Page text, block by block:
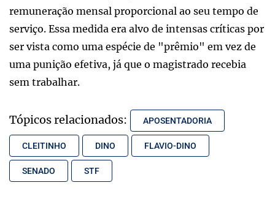
remuneração mensal proporcional ao seu tempo de
serviço. Essa medida era alvo de intensas críticas por
ser vista como uma espécie de "prêmio" em vez de
uma punição efetiva, já que o magistrado recebia
sem trabalhar.
Tópicos relacionados: APOSENTADORIA
CLEITINHO DINO FLAVIO-DINO
SENADO STF